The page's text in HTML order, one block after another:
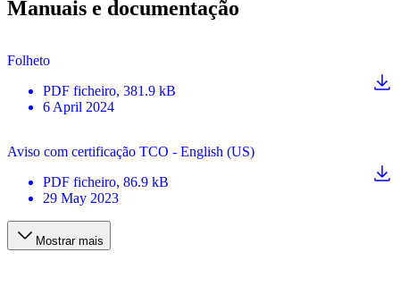
Manuais e documentação
Folheto
PDF ficheiro, 381.9 kB
6 April 2024
Aviso com certificação TCO - English (US)
PDF ficheiro, 86.9 kB
29 May 2023
Mostrar mais